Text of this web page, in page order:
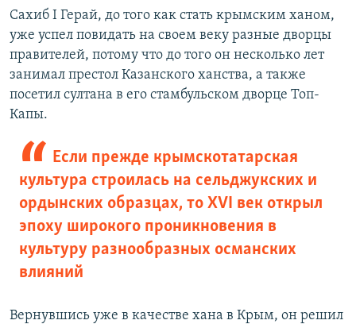
Сахиб I Герай, до того как стать крымским ханом,
уже успел повидать на своем веку разные дворцы
правителей, потому что до того он несколько лет
занимал престол Казанского ханства, а также
посетил султана в его стамбульском дворце Топ-
Капы.
Если прежде крымскотатарская
культура строилась на сельджукских и
ордынских образцах, то XVI век открыл
эпоху широкого проникновения в
культуру разнообразных османских
влияний
Вернувшись уже в качестве хана в Крым, он решил